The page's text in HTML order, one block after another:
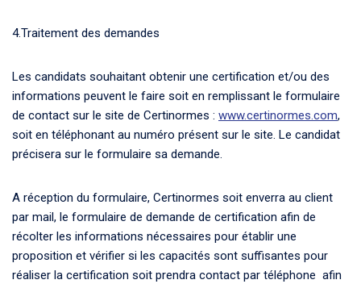
4.Traitement des demandes
Les candidats souhaitant obtenir une certification et/ou des
informations peuvent le faire soit en remplissant le formulaire
de contact sur le site de Certinormes : www.certinormes.com,
soit en téléphonant au numéro présent sur le site. Le candidat
précisera sur le formulaire sa demande.
A réception du formulaire, Certinormes soit enverra au client
par mail, le formulaire de demande de certification afin de
récolter les informations nécessaires pour établir une
proposition et vérifier si les capacités sont suffisantes pour
réaliser la certification soit prendra contact par téléphone afin